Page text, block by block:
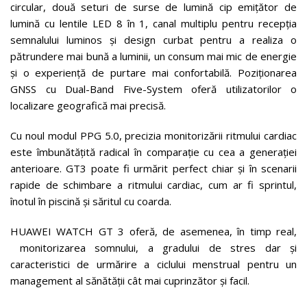
circular, două seturi de surse de lumină cip emițător de
lumină cu lentile LED 8 în 1, canal multiplu pentru recepția
semnalului luminos și design curbat pentru a realiza o
pătrundere mai bună a luminii, un consum mai mic de energie
și o experiență de purtare mai confortabilă. Poziționarea
GNSS cu Dual-Band Five-System oferă utilizatorilor o
localizare geografică mai precisă.
Cu noul modul PPG 5.0, precizia monitorizării ritmului cardiac
este îmbunătățită radical în comparație cu cea a generației
anterioare. GT3 poate fi urmărit perfect chiar și în scenarii
rapide de schimbare a ritmului cardiac, cum ar fi sprintul,
înotul în piscină și săritul cu coarda.
HUAWEI WATCH GT 3 oferă, de asemenea, în timp real,
monitorizarea somnului, a gradului de stres dar și
caracteristici de urmărire a ciclului menstrual pentru un
management al sănătății cât mai cuprinzător și facil.